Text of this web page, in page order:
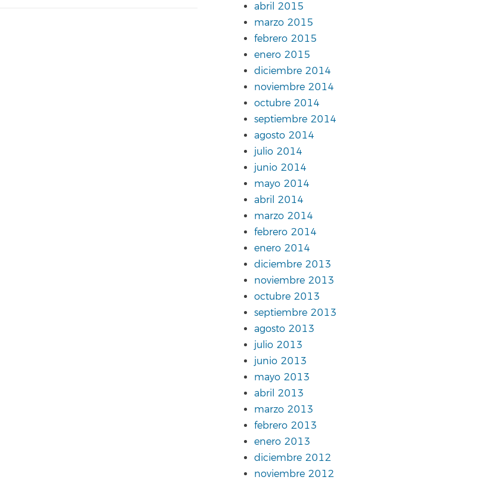
abril 2015
marzo 2015
febrero 2015
enero 2015
diciembre 2014
noviembre 2014
octubre 2014
septiembre 2014
agosto 2014
julio 2014
junio 2014
mayo 2014
abril 2014
marzo 2014
febrero 2014
enero 2014
diciembre 2013
noviembre 2013
octubre 2013
septiembre 2013
agosto 2013
julio 2013
junio 2013
mayo 2013
abril 2013
marzo 2013
febrero 2013
enero 2013
diciembre 2012
noviembre 2012